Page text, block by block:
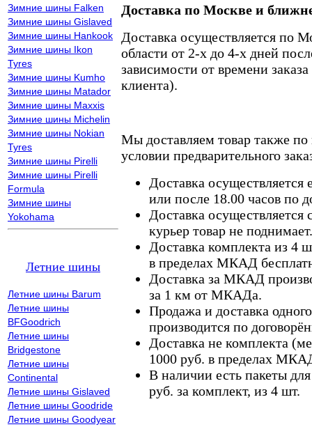
Зимние шины Falken
Зимние шины Gislaved
Зимние шины Hankook
Зимние шины Ikon
Tyres
Зимние шины Kumho
Зимние шины Matador
Зимние шины Maxxis
Зимние шины Michelin
Зимние шины Nokian
Tyres
Зимние шины Pirelli
Зимние шины Pirelli
Formula
Зимние шины
Yokohama
Летние шины
Летние шины Barum
Летние шины
BFGoodrich
Летние шины
Bridgestone
Летние шины
Continental
Летние шины Gislaved
Летние шины Goodride
Летние шины Goodyear
Доставка по Москве и
Доставка осуществляется по
области от 2-х до 4-х дней
зависимости от времени
клиента).
Мы доставляем товар также
условии предварительного
Доставка осуществляется
или после 18.00 часов по
Доставка осуществляется
курьер товар не поднимает.
Доставка комплекта из 4
в пределах МКАД
Доставка за МКАД
за 1 км от МКАДа.
Продажа и доставка
производится по
Доставка не комплекта
1000 руб. в пределах
В наличии есть пакеты
руб. за комплект, из 4 шт.